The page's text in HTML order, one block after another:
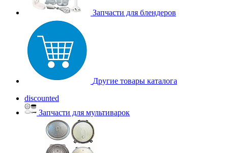
Запчасти для блендеров
Другие товары каталога
discounted
Запчасти для мультиварок